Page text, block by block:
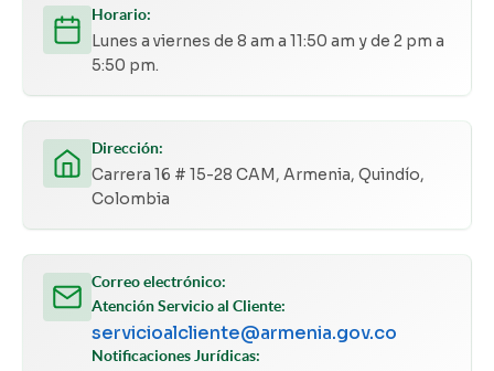
Horario:
Lunes a viernes de 8 am a 11:50 am y de 2 pm a
5:50 pm.
Dirección:
Carrera 16 # 15-28 CAM, Armenia, Quindío,
Colombia
Correo electrónico:
Atención Servicio al Cliente:
servicioalcliente@armenia.gov.co
Notificaciones Jurídicas: